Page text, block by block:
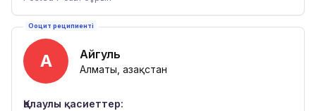
Ооцит реципиенті
А Айгуль
Алматы, Қазақстан
Қалаулы қасиеттер: